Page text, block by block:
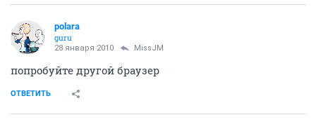
polara
guru
28 января 2010 MissJM
попробуйте другой брaузер
ОТВЕТИТЬ